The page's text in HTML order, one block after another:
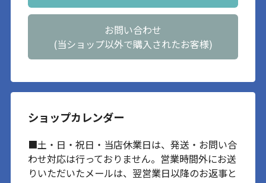
お問い合わせ
(当ショップ以外で購入されたお客様)
ショップカレンダー
■土・日・祝日・当店休業日は、発送・お問い合
わせ対応は行っておりません。営業時間外にお送
りいただいたメールは、翌営業日以降のお返事と